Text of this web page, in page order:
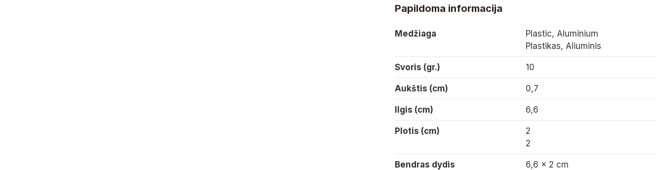
Papildoma informacija
Medžiaga
Plastic, Aluminium
Plastikas, Aliuminis
Svoris (gr.) 10
Aukštis (cm) 0,7
Ilgis (cm) 6,6
Plotis (cm)
2
2
Bendras dydis
6,6 x 2 cm